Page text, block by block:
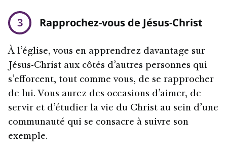
3 Rapprochez-vous de Jésus-Christ
À l’église, vous en apprendrez davantage sur
Jésus-Christ aux côtés d’autres personnes qui
s’efforcent, tout comme vous, de se rapprocher
de lui. Vous aurez des occasions d’aimer, de
servir et d’étudier la vie du Christ au sein d’une
communauté qui se consacre à suivre son
exemple.